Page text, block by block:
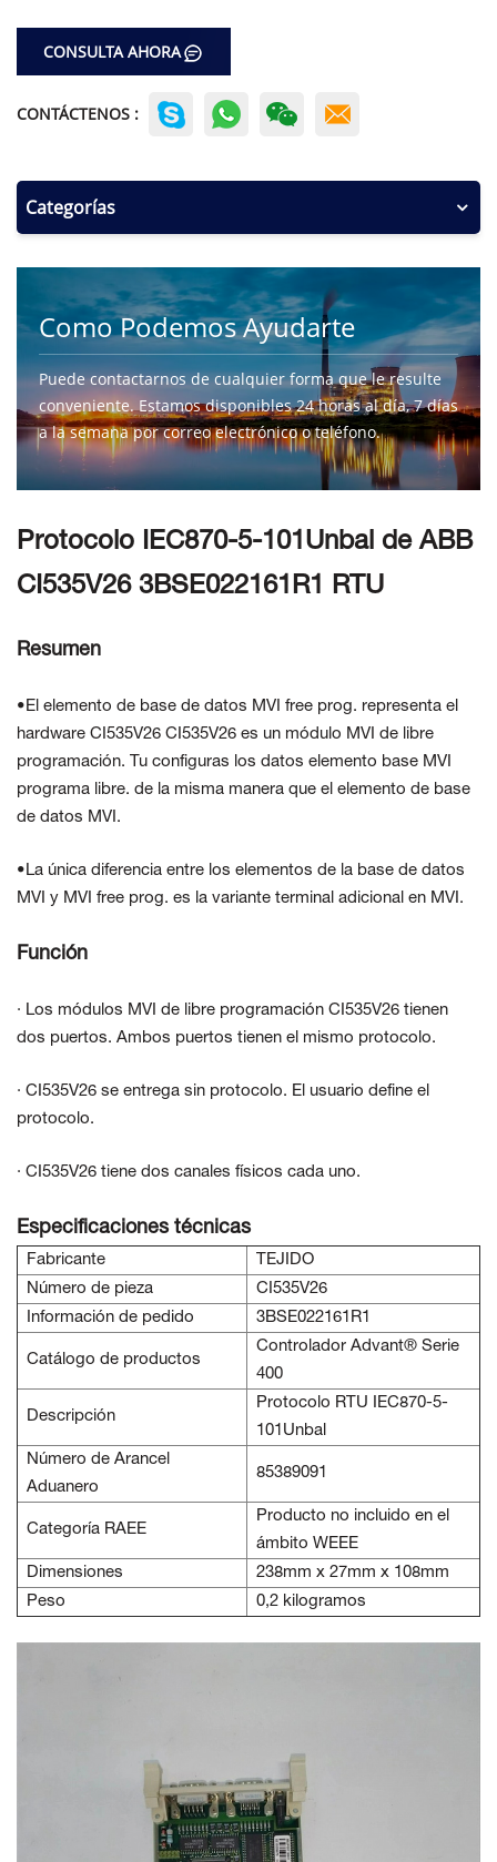
CONSULTA AHORA
CONTÁCTENOS :
Categorías
Como Podemos Ayudarte
Puede contactarnos de cualquier forma que le resulte
conveniente. Estamos disponibles 24 horas al día, 7 días
a la semana por correo electrónico o teléfono.
CONTÁCTENOS
Protocolo IEC870-5-101Unbal de ABB
CI535V26 3BSE022161R1 RTU
Resumen
•El elemento de base de datos MVI free prog. representa el
hardware CI535V26 CI535V26 es un módulo MVI de libre
programación. Tu configuras los datos elemento base MVI
programa libre. de la misma manera que el elemento de base
de datos MVI.
•La única diferencia entre los elementos de la base de datos
MVI y MVI free prog. es la variante terminal adicional en MVI.
Función
· Los módulos MVI de libre programación CI535V26 tienen
dos puertos. Ambos puertos tienen el mismo protocolo.
· CI535V26 se entrega sin protocolo. El usuario define el
protocolo.
· CI535V26 tiene dos canales físicos cada uno.
Especificaciones técnicas
Fabricante
TEJIDO
Número de pieza
CI535V26
Información de pedido
3BSE022161R1
Catálogo de productos
Controlador Advant® Serie
400
Descripción
Protocolo RTU IEC870-5-
101Unbal
Número de Arancel
Aduanero
85389091
Categoría RAEE
Producto no incluido en el
ámbito WEEE
Dimensiones
238mm x 27mm x 108mm
Peso
0,2 kilogramos